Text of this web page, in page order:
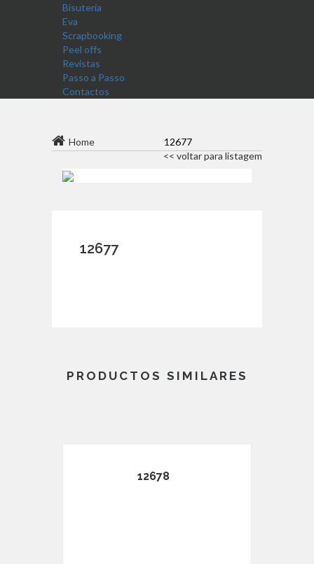
Bisutería
Eva
Scrapbooking
Peel offs
Revistas
Passo a Passo
Contactos
Home
12677
<< voltar para listagem
12677
PRODUCTOS SIMILARES
12678